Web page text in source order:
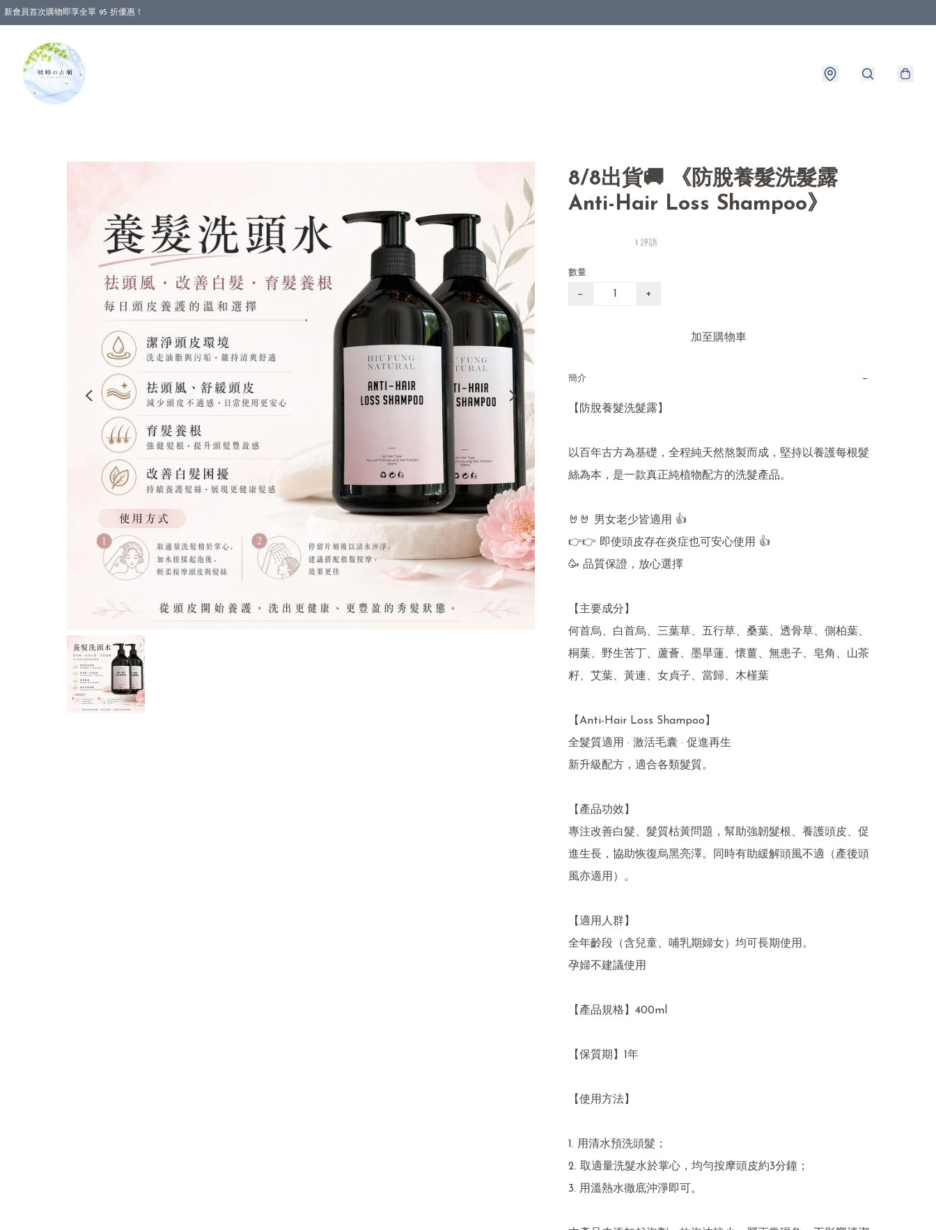
新會員首次購物即享全單 95 折優惠！
8/8出貨🚚 《防脫養髮洗髮露
Anti-Hair Loss Shampoo》
1 評語
數量
− +
加至購物車
簡介 −
【防脫養髮洗髮露】
以百年古方為基礎，全程純天然熬製而成，堅持以養護每根髮
絲為本，是一款真正純植物配方的洗髮產品。
🤘🤘 男女老少皆適用 👍
👉👉 即使頭皮存在炎症也可安心使用 👍
🥳 品質保證，放心選擇
【主要成分】
何首烏、白首烏、三葉草、五行草、桑葉、透骨草、側柏葉、
桐葉、野生苦丁、蘆薈、墨旱蓮、懷薑、無患子、皂角、山茶
籽、艾葉、黃連、女貞子、當歸、木槿葉
【Anti-Hair Loss Shampoo】
全髮質適用 · 激活毛囊 · 促進再生
新升級配方，適合各類髮質。
【產品功效】
專注改善白髮、髮質枯黃問題，幫助強韌髮根、養護頭皮、促
進生長，協助恢復烏黑亮澤。同時有助緩解頭風不適（產後頭
風亦適用）。
【適用人群】
全年齡段（含兒童、哺乳期婦女）均可長期使用。
孕婦不建議使用
【產品規格】400ml
【保質期】1年
【使用方法】
1. 用清水預洗頭髮；
2. 取適量洗髮水於掌心，均勻按摩頭皮約3分鐘；
3. 用溫熱水徹底沖淨即可。